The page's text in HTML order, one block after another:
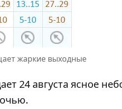
жаркие выходные
24 августа ясное